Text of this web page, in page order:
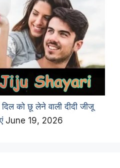
को छू लेने वाली दीदी जीजू
June 19, 2026